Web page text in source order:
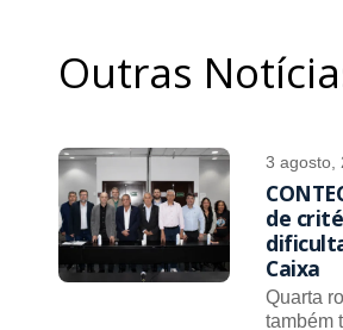
Outras
3 agosto,
de
Caixa
Quarta
também